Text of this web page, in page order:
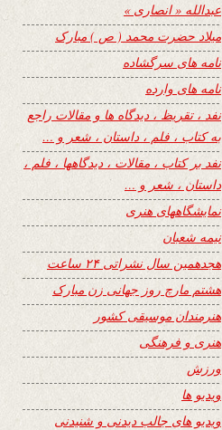
عبدالله « انصاری »
میلاد حضرت محمد ( ص ) مبارک
نامه های سرگشاده
نامه های وارده
نفد ، تقریظ ، دیدگاه ها و مقالات راجع
به کتاب ، فلم ، داستان ، شعر و …
نفد بر کتاب ، مقالات ، دیدگاهها ، فلم ،
داستان ، شعر و …
نمایشگاههای هنری
نیمه شعبان
هجدهمین سال نشراتی ۲۴ ساعت
هشتم مارچ روز جهانی زن مبارک
هنرمندان موسیقی کشور
هنری و فرهنگی
ورزش
ویدیو ها
ویدیو های جالب دیدنی و شنیدنی